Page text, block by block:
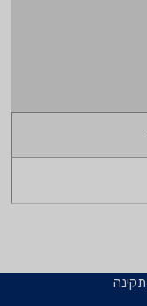
תקינה